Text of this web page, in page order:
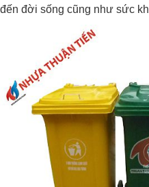
đến đời sống cũng như sức